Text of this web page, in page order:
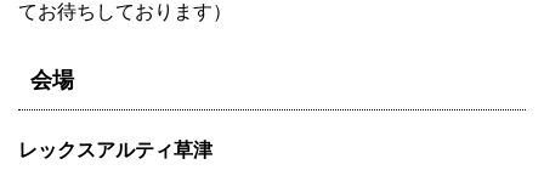
てお待ちしております）
会場
レックスアルティ草津